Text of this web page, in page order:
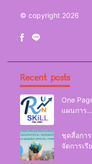
© copyright 2026
Recent posts
One
แผนการ
Reskill
Upskill
ชุดสื่อการ
จัดการเรี